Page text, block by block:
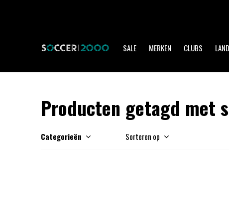
SALE MERKEN CLUBS
Producten getagd met
Categorieën Sorteren op